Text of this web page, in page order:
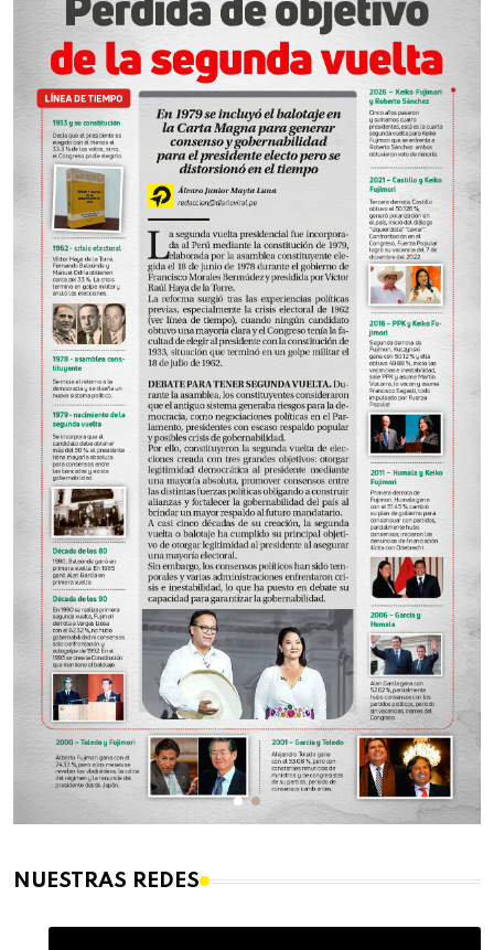
NUESTRAS REDES